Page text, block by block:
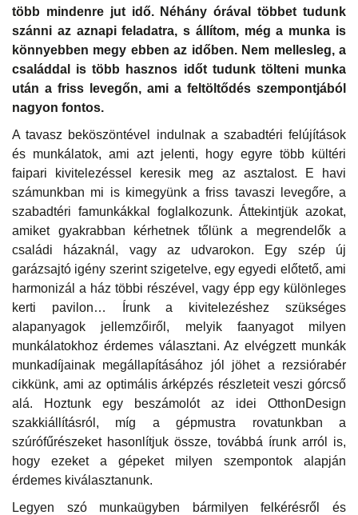
több mindenre jut idő. Néhány órával többet tudunk
szánni az aznapi feladatra, s állítom, még a munka is
könnyebben megy ebben az időben. Nem mellesleg, a
családdal is több hasznos időt tudunk tölteni munka
után a friss levegőn, ami a feltöltődés szempontjából
nagyon fontos.
A tavasz beköszöntével indulnak a szabadtéri felújítások
és munkálatok, ami azt jelenti, hogy egyre több kültéri
faipari kivitelezéssel keresik meg az asztalost. E havi
számunkban mi is kimegyünk a friss tavaszi levegőre, a
szabadtéri famunkákkal foglalkozunk. Áttekintjük azokat,
amiket gyakrabban kérhetnek tőlünk a megrendelők a
családi házaknál, vagy az udvarokon. Egy szép új
garázsajtó igény szerint szigetelve, egy egyedi előtető, ami
harmonizál a ház többi részével, vagy épp egy különleges
kerti pavilon… Írunk a kivitelezéshez szükséges
alapanyagok jellemzőiről, melyik faanyagot milyen
munkálatokhoz érdemes választani. Az elvégzett munkák
munkadíjainak megállapításához jól jöhet a rezsiórabér
cikkünk, ami az optimális árképzés részleteit veszi górcső
alá. Hoztunk egy beszámolót az idei OtthonDesign
szakkiállításról, míg a gépmustra rovatunkban a
szúrófűrészeket hasonlítjuk össze, továbbá írunk arról is,
hogy ezeket a gépeket milyen szempontok alapján
érdemes kiválasztanunk.
Legyen szó munkaügyben bármilyen felkérésről és